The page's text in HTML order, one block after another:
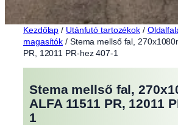
Kezdőlap / Utánfutó tartozékok /
magasítók / Stema mellső fal,
PR, 12011 PR-hez 407-1
Stema mellső fal,
ALFA 11511 PR, 12011
1